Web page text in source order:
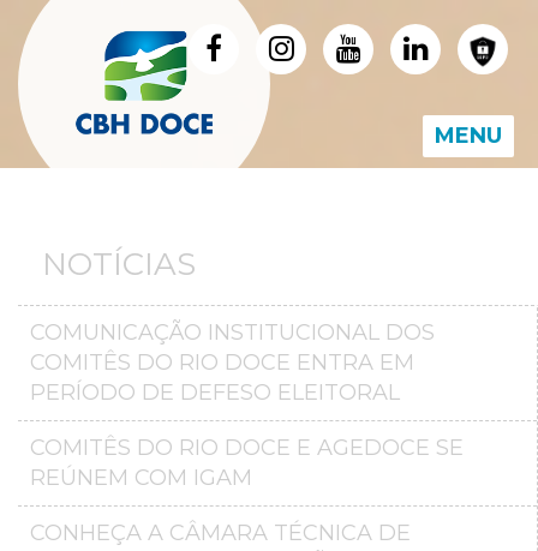
MENU
NOTÍCIAS
COMUNICAÇÃO INSTITUCIONAL DOS
COMITÊS DO RIO DOCE ENTRA EM
PERÍODO DE DEFESO ELEITORAL
COMITÊS DO RIO DOCE E AGEDOCE SE
REÚNEM COM IGAM
CONHEÇA A CÂMARA TÉCNICA DE